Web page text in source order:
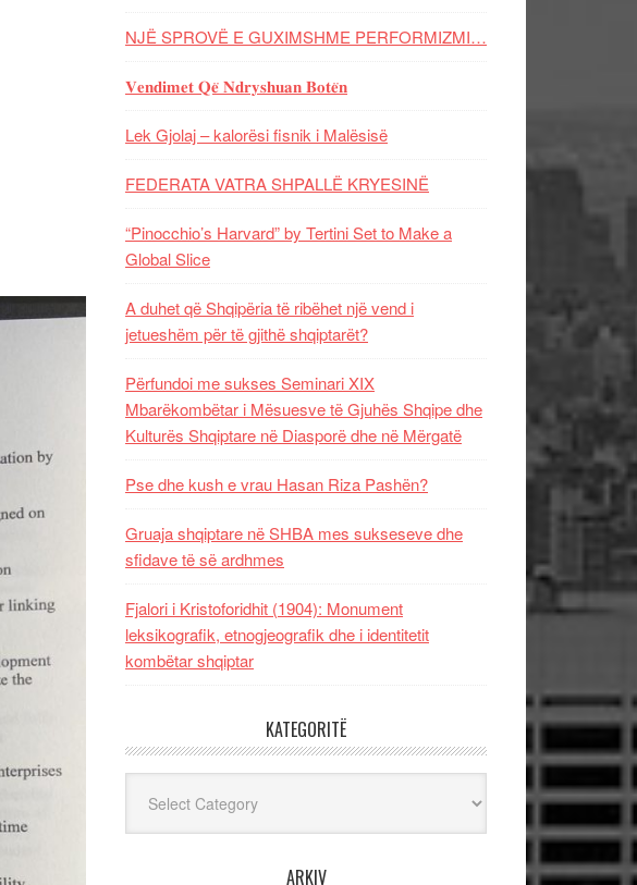
NJË SPROVË E GUXIMSHME PERFORMIZMI…
𝐕𝐞𝐧𝐝𝐢𝐦𝐞𝐭 𝐐𝐞̈ 𝐍𝐝𝐫𝐲𝐬𝐡𝐮𝐚𝐧 𝐁𝐨𝐭𝐞̈𝐧
Lek Gjolaj – kalorësi fisnik i Malësisë
FEDERATA VATRA SHPALLË KRYESINË
“Pinocchio’s Harvard” by Tertini Set to Make a
Global Slice
A duhet që Shqipëria të ribëhet një vend i
jetueshëm për të gjithë shqiptarët?
Përfundoi me sukses Seminari XIX
Mbarëkombëtar i Mësuesve të Gjuhës Shqipe dhe
Kulturës Shqiptare në Diasporë dhe në Mërgatë
Pse dhe kush e vrau Hasan Riza Pashën?
Gruaja shqiptare në SHBA mes sukseseve dhe
sfidave të së ardhmes
Fjalori i Kristoforidhit (1904): Monument
leksikografik, etnogjeografik dhe i identitetit
kombëtar shqiptar
KATEGORITË
ARKIV